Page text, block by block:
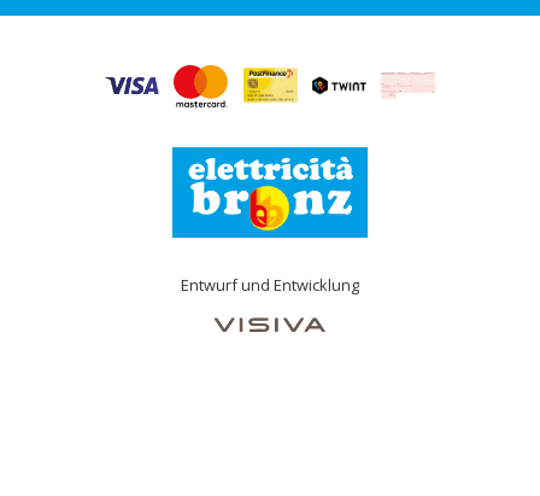
Entwurf und Entwicklung